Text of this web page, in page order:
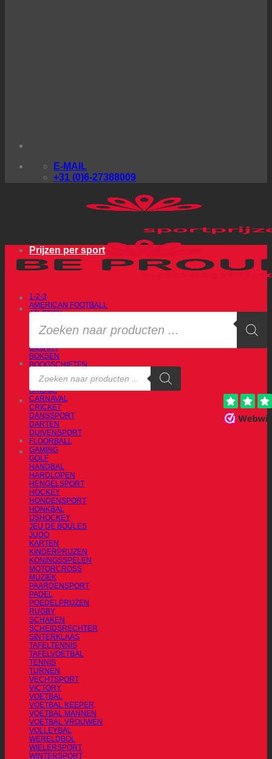
E-MAIL
+31 (0)6-27388009
Producten
zoeken
Producten
zoeken
Prijzen per sport
1-2-3
AMERICAN FOOTBALL
ATLETIEK
BADMINTON
BILJART
BOKSEN
BOOGSCHIETEN
BRANDWEERSPORT
BRIDGE
CARNAVAL
CRICKET
DANSSPORT
DARTEN
DUIVENSPORT
FLOORBALL
GAMING
GOLF
HANDBAL
HARDLOPEN
HENGELSPORT
HOCKEY
HONDENSPORT
HONKBAL
IJSHOCKEY
JEU DE BOULES
JUDO
KARTEN
KINDERPRIJZEN
KONINGSSPELEN
MOTORCROSS
MUZIEK
PAARDENSPORT
PADEL
POEDELPRIJZEN
RUGBY
SCHAKEN
SCHEIDSRECHTER
SINTERKLAAS
TAFELTENNIS
TAFELVOETBAL
TENNIS
TURNEN
VECHTSPORT
VICTORY
VOETBAL
VOETBAL KEEPER
VOETBAL MANNEN
VOETBAL VROUWEN
VOLLEYBAL
WERELDBOL
WIELERSPORT
WINTERSPORT